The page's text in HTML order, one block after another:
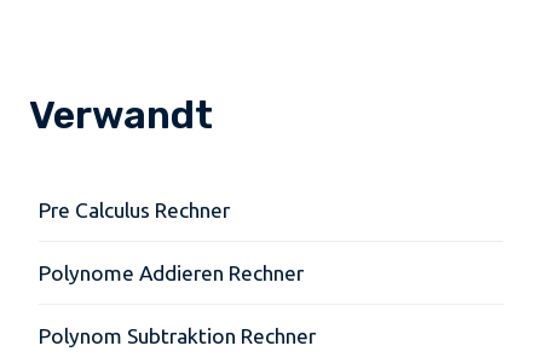
Verwandt
Pre Calculus Rechner
Polynome Addieren Rechner
Polynom Subtraktion Rechner